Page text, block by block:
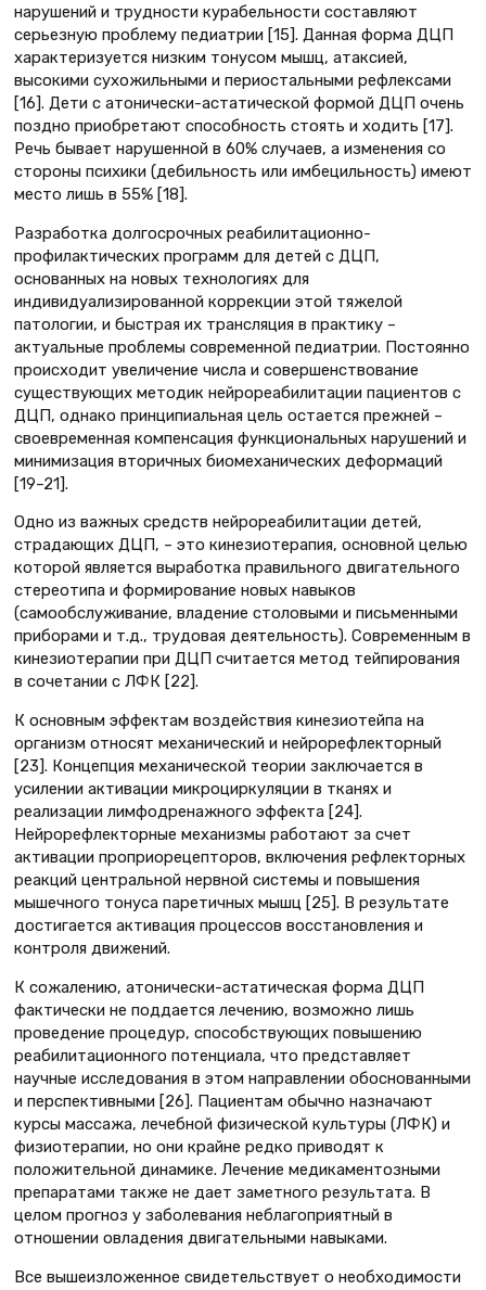
нарушений и трудности курабельности составляют
серьезную проблему педиатрии [15]. Данная форма ДЦП
характеризуется низким тонусом мышц, атаксией,
высокими сухожильными и периостальными рефлексами
[16]. Дети с атонически-астатической формой ДЦП очень
поздно приобретают способность стоять и ходить [17].
Речь бывает нарушенной в 60% случаев, а изменения со
стороны психики (дебильность или имбецильность) имеют
место лишь в 55% [18].
Разработка долгосрочных реабилитационно-
профилактических программ для детей с ДЦП,
основанных на новых технологиях для
индивидуализированной коррекции этой тяжелой
патологии, и быстрая их трансляция в практику –
актуальные проблемы современной педиатрии. Постоянно
происходит увеличение числа и совершенствование
существующих методик нейрореабилитации пациентов с
ДЦП, однако принципиальная цель остается прежней –
своевременная компенсация функциональных нарушений и
минимизация вторичных биомеханических деформаций
[19–21].
Одно из важных средств нейрореабилитации детей,
страдающих ДЦП, – это кинезиотерапия, основной целью
которой является выработка правильного двигательного
стереотипа и формирование новых навыков
(самообслуживание, владение столовыми и письменными
приборами и т.д., трудовая деятельность). Современным в
кинезиотерапии при ДЦП считается метод тейпирования
в сочетании с ЛФК [22].
К основным эффектам воздействия кинезиотейпа на
организм относят механический и нейрорефлекторный
[23]. Концепция механической теории заключается в
усилении активации микроциркуляции в тканях и
реализации лимфодренажного эффекта [24].
Нейрорефлекторные механизмы работают за счет
активации проприорецепторов, включения рефлекторных
реакций центральной нервной системы и повышения
мышечного тонуса паретичных мышц [25]. В результате
достигается активация процессов восстановления и
контроля движений.
К сожалению, атонически-астатическая форма ДЦП
фактически не поддается лечению, возможно лишь
проведение процедур, способствующих повышению
реабилитационного потенциала, что представляет
научные исследования в этом направлении обоснованными
и перспективными [26]. Пациентам обычно назначают
курсы массажа, лечебной физической культуры (ЛФК) и
физиотерапии, но они крайне редко приводят к
положительной динамике. Лечение медикаментозными
препаратами также не дает заметного результата. В
целом прогноз у заболевания неблагоприятный в
отношении овладения двигательными навыками.
Все вышеизложенное свидетельствует о необходимости